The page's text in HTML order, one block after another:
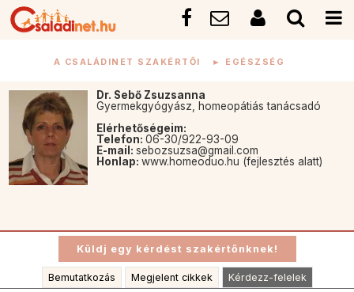
A CSALÁDINET SZAKÉRTŐI ► EGÉSZSÉG
Dr. Sebő Zsuzsanna
Gyermekgyógyász, homeopátiás tanácsadó
Elérhetőségeim:
Telefon: 06-30/922-93-09
E-mail: sebozsuzsa@gmail.com
Honlap: www.homeoduo.hu (fejlesztés alatt)
Bemutatkozás Megjelent cikkek Kérdezz-felelek